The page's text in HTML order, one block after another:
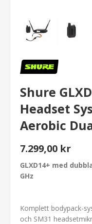
Shure
Headset
Aerobic
7.299,00 kr
GLXD14+ med
GHz
Komplett bodypack-
och SM31